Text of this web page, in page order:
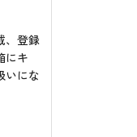
、登録
にキ
いにな